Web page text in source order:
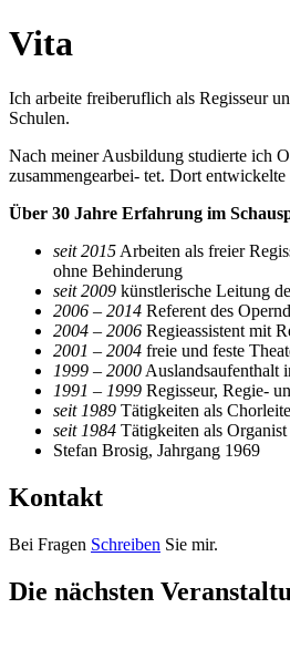
Vita
Ich arbeite freiberuflich als Regisseur
Schulen.
Nach meiner Ausbildung studierte ich
zusammengearbei- tet. Dort
Über 30 Jahre Erfahrung im
seit 2015 Arbeiten als freier
ohne Behinderung
seit 2009 künstlerische Leitung
2006 – 2014 Referent des
2004 – 2006 Regieassistent mit
2001 – 2004 freie und feste
1999 – 2000 Auslandsaufenthalt
1991 – 1999 Regisseur, Regie-
seit 1989 Tätigkeiten als
seit 1984 Tätigkeiten als Organist
Stefan Brosig, Jahrgang 1969
Kontakt
Bei Fragen Schreiben Sie mir.
Die nächsten